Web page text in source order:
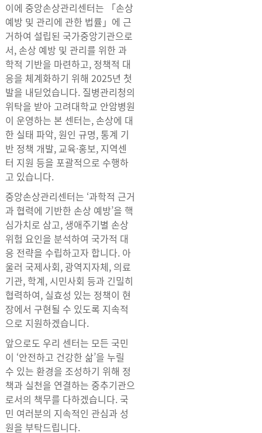
이에 중앙손상관리센터는 「손상
예방 및 관리에 관한 법률」에 근
거하여 설립된 국가중앙기관으로
서, 손상 예방 및 관리를 위한 과
학적 기반을 마련하고, 정책적 대
응을 체계화하기 위해 2025년 첫
발을 내딛었습니다. 질병관리청의
위탁을 받아 고려대학교 안암병원
이 운영하는 본 센터는, 손상에 대
한 실태 파악, 원인 규명, 통계 기
반 정책 개발, 교육·홍보, 지역센
터 지원 등을 포괄적으로 수행하
고 있습니다.
중앙손상관리센터는 ‘과학적 근거
과 협력에 기반한 손상 예방’을 핵
심가치로 삼고, 생애주기별 손상
위험 요인을 분석하여 국가적 대
응 전략을 수립하고자 합니다. 아
울러 국제사회, 광역지자체, 의료
기관, 학계, 시민사회 등과 긴밀히
협력하여, 실효성 있는 정책이 현
장에서 구현될 수 있도록 지속적
으로 지원하겠습니다.
앞으로도 우리 센터는 모든 국민
이 ‘안전하고 건강한 삶’을 누릴
수 있는 환경을 조성하기 위해 정
책과 실천을 연결하는 중추기관으
로서의 책무를 다하겠습니다. 국
민 여러분의 지속적인 관심과 성
원을 부탁드립니다.